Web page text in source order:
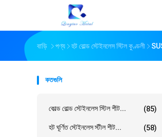
বাড়ি পণ্য হট রোল্ড স্টেইনলেস স্টিল কুণ্ডলী
কতগুলি
কোল্ড রোল্ড স্টেইনলেস স্টিল শীট... (85)
হট ঘূর্ণিত স্টেইনলেস স্টীল শীট... (58)